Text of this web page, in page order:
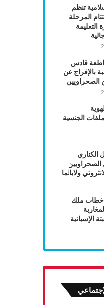
تنظم
المرحلة
التعليمة
قادس
بالإفراج عن
الصحراويين
الجنسية
الكناري
الصحراويين
ولابالما
خطاب ملك
الإسبانية